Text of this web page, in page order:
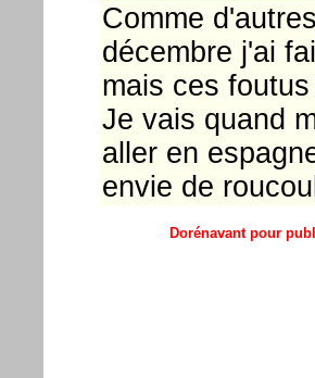
Comme
décembre j'ai
mais ces
Je vais quand
aller en
envie de
Dorénavant pour